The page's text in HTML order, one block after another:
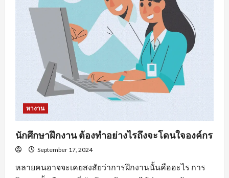
หางาน
นักศึกษาฝึกงาน ต้องทำอย่างไรถึงจะโดนใจองค์กร
September 17, 2024
หลายคนอาจจะเคยสงสัยว่าการฝึกงานนั้นคืออะไร การ